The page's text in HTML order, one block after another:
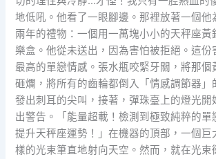
地低吼。他看了一眼腳邊。那裡放著一個他
兩年的禮物：一個用一萬塊小小的天秤座黃
樂盒。他從未送出，因為害怕被拒絕。這份
最高的單戀情感。張水瓶咬緊牙關，將那個
砸爛，將所有的齒輪都倒入「情感調節器」
發出刺耳的尖叫，接著，彈珠臺上的燈光開
出警告。「能量超載！檢測到極致純粹的單
提升天秤座運勢！」在機器的頂部，一個巨
樣的光束筆直地射向天空。然而，就在光束